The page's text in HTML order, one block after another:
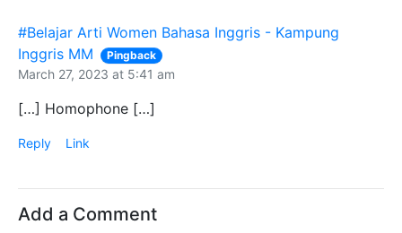
#Belajar Arti Women Bahasa Inggris - Kampung
Inggris MM
Pingback
March 27, 2023 at 5:41 am
[…] Homophone […]
Reply Link
Add a Comment